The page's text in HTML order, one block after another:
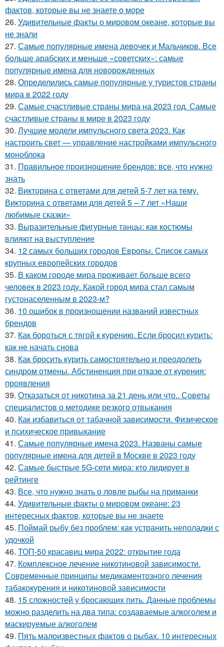
фактов, которые вы не знаете о море
26. Удивительные факты о мировом океане, которые вы
не знали
27. Самые популярные имена девочек и Мальчиков. Все
больше арабских и меньше «советских»: самые
популярные имена для новорожденных
28. Определились самые популярные у туристов страны
мира в 2022 году
29. Самые счастливые страны мира на 2023 год. Самые
счастливые страны в мире в 2023 году
30. Лучшие модели импульсного света 2023. Как
настроить свет — управление настройками импульсного
моноблока
31. Правильное произношение брендов: все, что нужно
знать
32. Викторина с ответами для детей 5-7 лет на тему.
Викторина с ответами для детей 5 – 7 лет «Наши
любимые сказки»
33. Выразительные фигурные танцы: как костюмы
влияют на выступление
34. 12 самых больших городов Европы. Список самых
крупных европейских городов
35. В каком городе мира проживает больше всего
человек в 2023 году. Какой город мира стал самым
густонаселенным в 2023-м?
36. 10 ошибок в произношении названий известных
брендов
37. Как бороться с тягой к курению. Если бросил курить:
как не начать снова
38. Как бросить курить самостоятельно и преодолеть
синдром отмены. Абстиненция при отказе от курения:
проявления
39. Отказаться от никотина за 21 день или что.. Советы
специалистов о методике резкого отвыкания
40. Как избавиться от табачной зависимости. Физическое
и психическое привыкание
41. Самые популярные имена 2023. Названы самые
популярные имена для детей в Москве в 2023 году
42. Самые быстрые 5G-сети мира: кто лидирует в
рейтинге
43. Все, что нужно знать о ловле рыбы на приманки
44. Удивительные факты о мировом океане: 23
интересных фактов, которые вы не знаете
45. Поймай рыбу без проблем: как устранить неполадки с
удочкой
46. ТОП-50 красавиц мира 2022: открытие года
47. Комплексное лечение никотиновой зависимости.
Современные принципы медикаментозного лечения
табакокурения и никотиновой зависимости
48. 15 сложностей у бросающих пить. Данные проблемы
можно разделить на два типа: создаваемые алкоголем и
маскируемые алкоголем
49. Пять малоизвестных фактов о рыбах. 10 интересных